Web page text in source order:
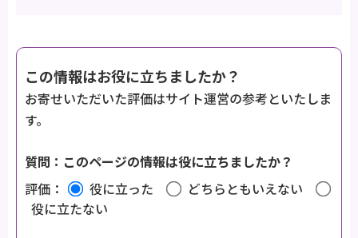
この情報はお役に立ちましたか？
お寄せいただいた評価はサイト運営の参考といたしま
す。
質問：このページの情報は役に立ちましたか？
評価：
役に立った
どちらともいえない
役に立たない